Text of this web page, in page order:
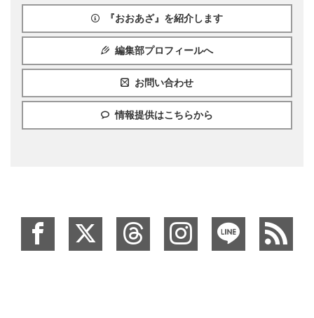
『おおあざ』を紹介します
編集部プロフィールへ
お問い合わせ
情報提供はこちらから